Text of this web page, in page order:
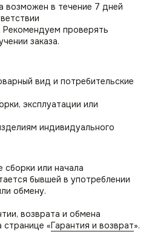
возможен в течение 7 дней
проверять
заказа.
вид и потребительские
эксплуатации или
индивидуального
сборки или начала
бывшей в употреблении
обмену.
возврата и обмена
«Гарантия и возврат».